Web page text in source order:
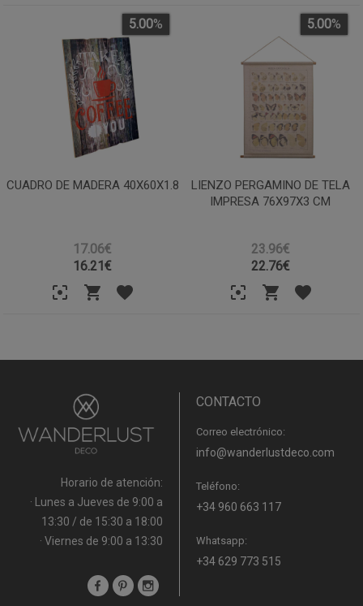
CUADRO DE MADERA 40X60X1.8
17.06€
5.00%
16.21€
LIENZO PERGAMINO DE TELA
IMPRESA 76X97X3 CM
23.96€
5.00%
22.76€
Horario de atención:
· Lunes a Jueves de 9:00 a
13:30 / de 15:30 a 18:00
· Viernes de 9:00 a 13:30
CONTACTO
Correo electrónico:
info@wanderlustdeco.com
Teléfono:
+34 960 663 117
Whatsapp:
+34 629 773 515